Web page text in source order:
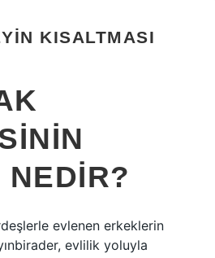
KISALTMASI
evlenen erkeklerin
evlilik yoluyla